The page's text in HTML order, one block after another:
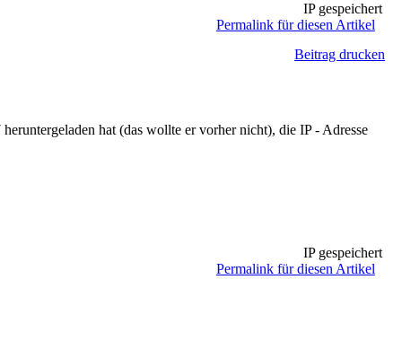
IP gespeichert
Permalink für diesen Artikel
Beitrag drucken
hat (das wollte er vorher nicht), die IP - Adresse
IP gespeichert
Permalink für diesen Artikel